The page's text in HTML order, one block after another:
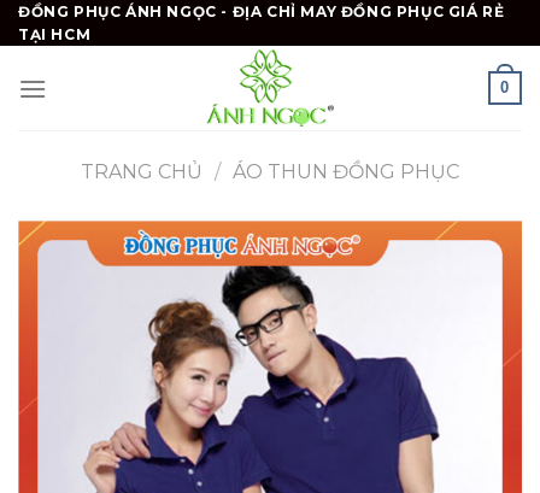
Skip
to
ĐỒNG PHỤC ÁNH NGỌC - ĐỊA CHỈ MAY ĐỒNG PHỤC GIÁ RẺ
TẠI HCM
0
TRANG CHỦ / ÁO THUN ĐỒNG PHỤC